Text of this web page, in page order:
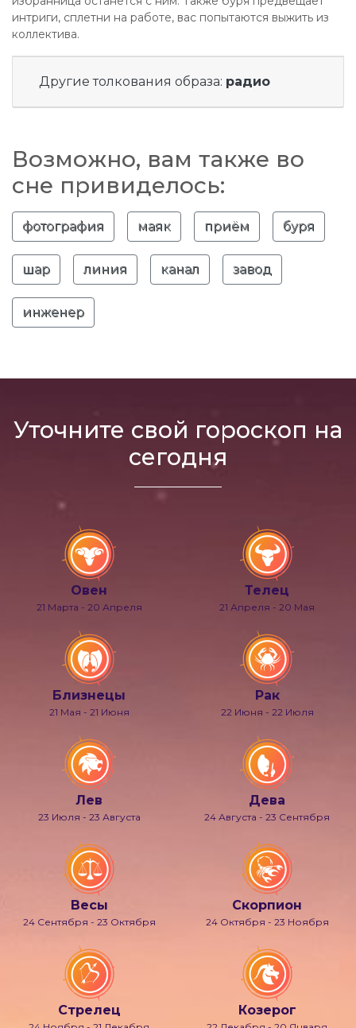
интриги, сплетни на работе, вас попытаются выжить из
коллектива.
Другие толкования образа: радио
Возможно, вам также во
сне привиделось:
фотография маяк приём буря
шар линия канал завод
инженер
Уточните свой гороскоп на
сегодня
Овен
21 Марта - 20 Апреля
Телец
21 Апреля - 20 Мая
Близнецы
21 Мая - 21 Июня
Рак
22 Июня - 22 Июля
Лев
23 Июля - 23 Августа
Дева
24 Августа - 23 Сентября
Весы
24 Сентября - 23 Октября
Скорпион
24 Октября - 23 Ноября
Стрелец Козерог